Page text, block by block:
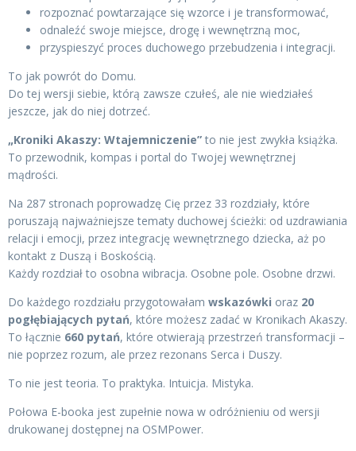
rozpoznać powtarzające się wzorce i je transformować,
odnaleźć swoje miejsce, drogę i wewnętrzną moc,
przyspieszyć proces duchowego przebudzenia i integracji.
To jak powrót do Domu.
Do tej wersji siebie, którą zawsze czułeś, ale nie wiedziałeś
jeszcze, jak do niej dotrzeć.
„Kroniki Akaszy: Wtajemniczenie” to nie jest zwykła książka.
To przewodnik, kompas i portal do Twojej wewnętrznej
mądrości.
Na 287 stronach poprowadzę Cię przez 33 rozdziały, które
poruszają najważniejsze tematy duchowej ścieżki: od uzdrawiania
relacji i emocji, przez integrację wewnętrznego dziecka, aż po
kontakt z Duszą i Boskością.
Każdy rozdział to osobna wibracja. Osobne pole. Osobne drzwi.
Do każdego rozdziału przygotowałam wskazówki oraz 20
pogłębiających pytań, które możesz zadać w Kronikach Akaszy.
To łącznie 660 pytań, które otwierają przestrzeń transformacji –
nie poprzez rozum, ale przez rezonans Serca i Duszy.
To nie jest teoria. To praktyka. Intuicja. Mistyka.
Połowa E-booka jest zupełnie nowa w odróżnieniu od wersji
drukowanej dostępnej na OSMPower.